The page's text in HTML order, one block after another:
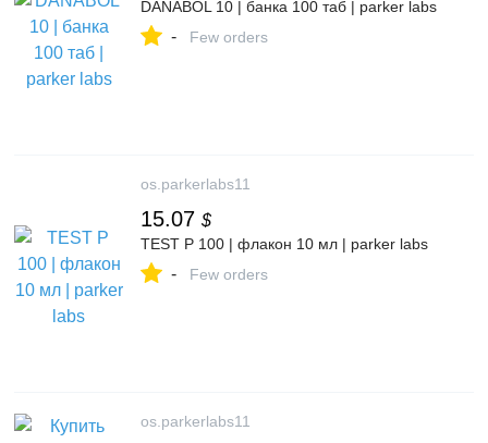
DANABOL 10 | банка 100 таб | parker labs
- Few orders
os.parkerlabs11
15.07 $
TEST P 100 | флакон 10 мл | parker labs
- Few orders
os.parkerlabs11